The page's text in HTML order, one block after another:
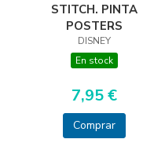
STITCH. PINTA
POSTERS
DISNEY
En stock
7,95 €
Comprar